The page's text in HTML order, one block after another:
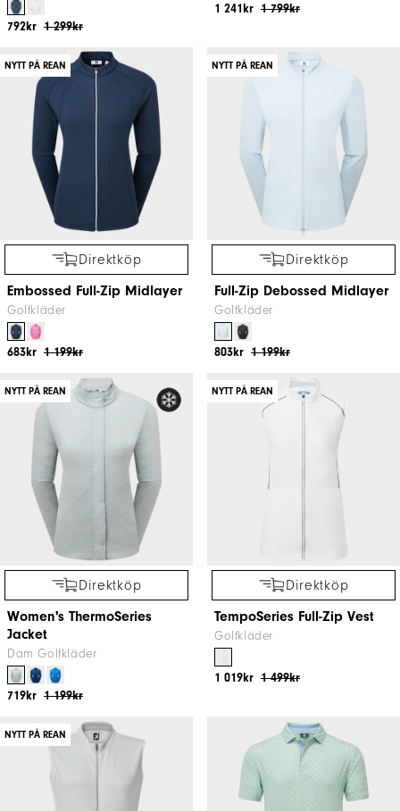
1 299kr
792kr
1 799kr
1 241kr
NYTT PÅ REAN
Direktköp
Embossed Full-Zip Midlayer
Golfkläder
1 199kr
683kr
NYTT PÅ REAN
Direktköp
Full-Zip Debossed Midlayer
Golfkläder
1 199kr
803kr
NYTT PÅ REAN
Direktköp
Women's ThermoSeries
Jacket
Dam Golfkläder
1 199kr
719kr
NYTT PÅ REAN
Direktköp
TempoSeries Full-Zip Vest
Golfkläder
1 499kr
1 019kr
NYTT PÅ REAN